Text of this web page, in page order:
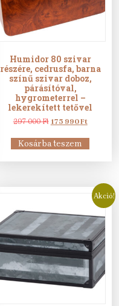
Humidor 80 szivar
részére, cedrusfa, barna
színű szivar doboz,
párásítóval,
hygrometerrel –
lekerekített tetővel
297 000Ft Original
was:
297
175 990FtCurrent
is:
175
Kosárba teszem
Akció!